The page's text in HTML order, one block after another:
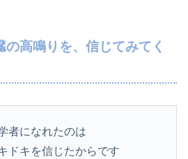
の高鳴りを、信じてみてく
者になれたのは
ドキを信じたからです